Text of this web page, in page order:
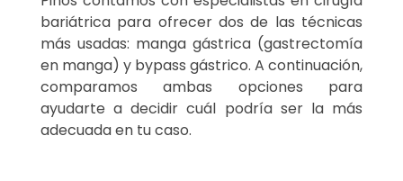
bariátrica para ofrecer dos de las técnicas
más usadas: manga gástrica (gastrectomía
en manga) y bypass gástrico. A continuación,
comparamos ambas opciones para
ayudarte a decidir cuál podría ser la más
adecuada en tu caso.